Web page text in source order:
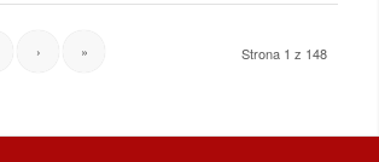
Strona 1 z 148
› »